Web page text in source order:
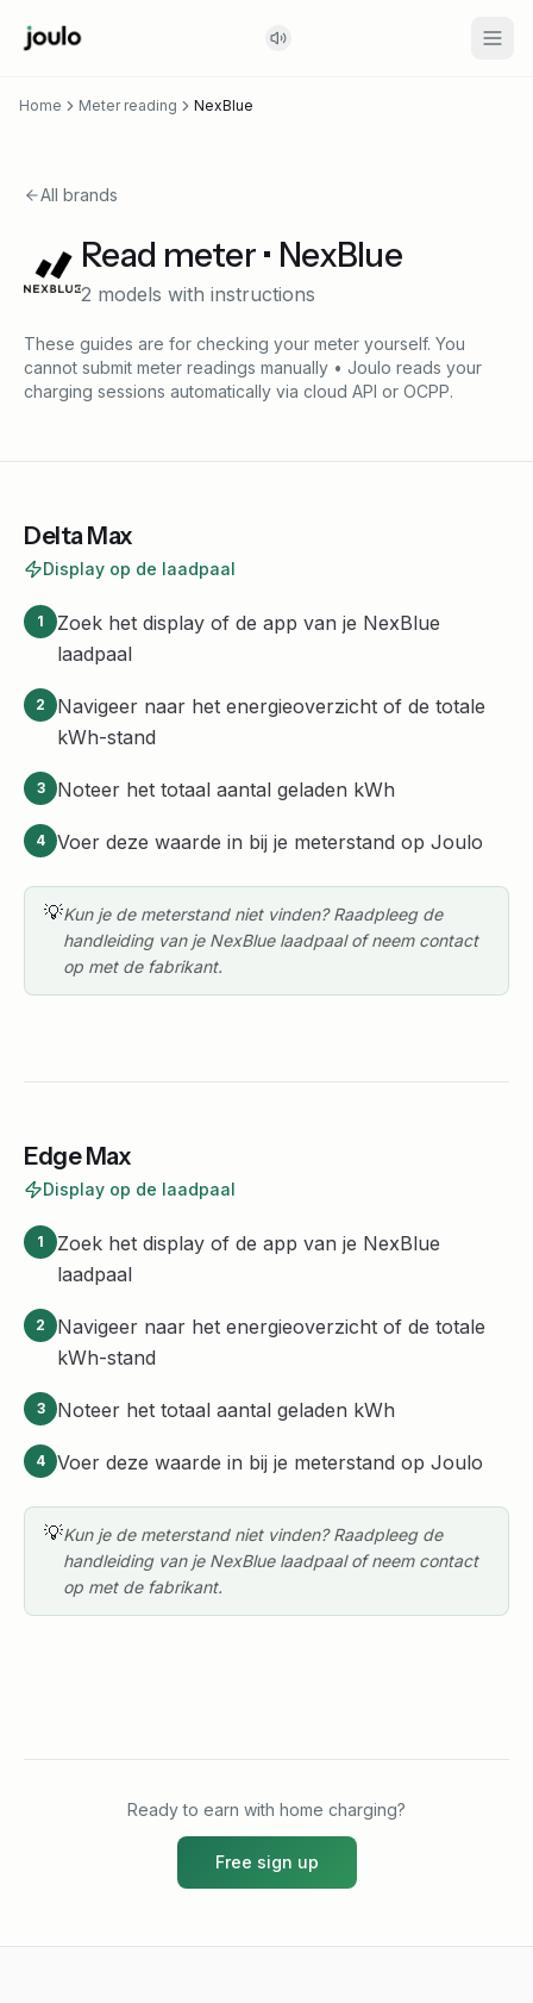
Home Meter reading NexBlue
All brands
Read meter • NexBlue
2 models with instructions
These guides are for checking your meter yourself. You
cannot submit meter readings manually • Joulo reads your
charging sessions automatically via cloud API or OCPP.
Delta Max
Display op de laadpaal
1
Zoek het display of de app van je NexBlue
laadpaal
2
Navigeer naar het energieoverzicht of de totale
kWh-stand
3 Noteer het totaal aantal geladen kWh
4 Voer deze waarde in bij je meterstand op Joulo
💡Kun je de meterstand niet vinden? Raadpleeg de
handleiding van je NexBlue laadpaal of neem contact
op met de fabrikant.
Edge Max
Display op de laadpaal
1
Zoek het display of de app van je NexBlue
laadpaal
2
Navigeer naar het energieoverzicht of de totale
kWh-stand
3 Noteer het totaal aantal geladen kWh
4 Voer deze waarde in bij je meterstand op Joulo
💡Kun je de meterstand niet vinden? Raadpleeg de
handleiding van je NexBlue laadpaal of neem contact
op met de fabrikant.
Ready to earn with home charging?
Free sign up